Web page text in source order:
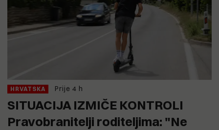
HRVATSKA Prije 4 h
SITUACIJA IZMIČE KONTROLI
Pravobranitelji roditeljima: "Ne